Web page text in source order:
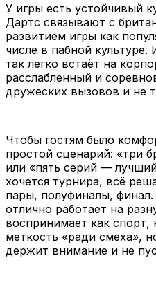
У игры есть устойчивый
Дартс связывают с
развитием игры как
числе в пабной
так легко встаёт на
расслабленный и
дружеских вызовов и не
Чтобы гостям было
простой сценарий: «три
или «пять серий —
хочется турнира, всё
пары, полуфиналы,
отлично работает на
воспринимает как спорт,
меткость «ради смеха»,
держит внимание и не